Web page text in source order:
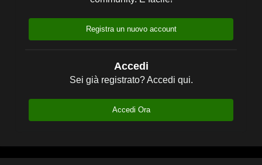
Registra un nuovo account
Accedi
Sei già registrato? Accedi qui.
Accedi Ora